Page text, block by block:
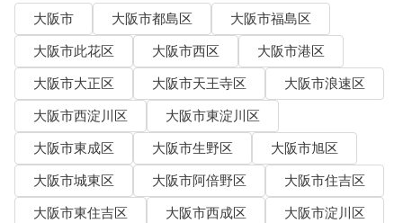
大阪市 大阪市都島区
大阪市福島区
大阪市此花区
大阪市西区
大阪市港区
大阪市大正区
大阪市天王寺区
大阪市浪速区
大阪市西淀川区
大阪市東淀川区
大阪市東成区
大阪市生野区
大阪市旭区
大阪市城東区
大阪市阿倍野区
大阪市住吉区
大阪市東住吉区
大阪市西成区
大阪市淀川区